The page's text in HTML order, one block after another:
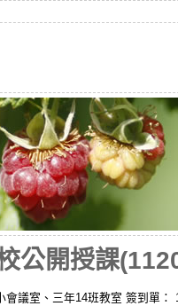
公開授課
議室、三年14班教室 簽到單